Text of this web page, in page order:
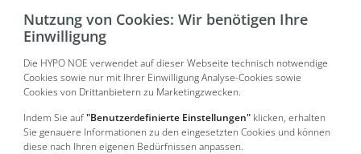
Nutzung von Cookies: Wir benötigen Ihre
Einwilligung
Die HYPO NOE verwendet auf dieser Webseite technisch notwendige
Cookies sowie nur mit Ihrer Einwilligung Analyse-Cookies sowie
Cookies von Drittanbietern zu Marketingzwecken.
Indem Sie auf"Benutzerdefinierte Einstellungen" klicken, erhalten
Sie genauere Informationen zu den eingesetzten Cookies und können
diese nach Ihren eigenen Bedürfnissen anpassen.